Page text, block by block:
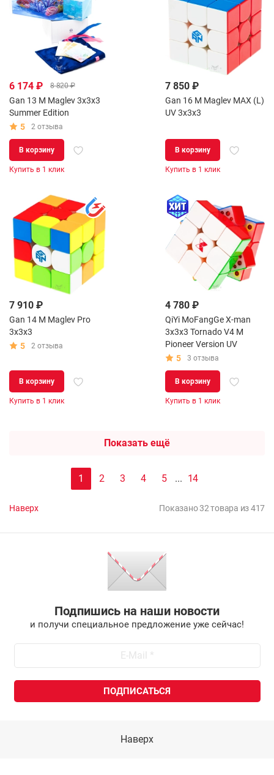
6 174 ₽ 8 820 ₽
Gan 13 M Maglev 3x3x3
Summer Edition
5
2 отзыва
В корзину
Купить в 1 клик
7 850 ₽
Gan 16 M Maglev MAX (L)
UV 3x3x3
В корзину
Купить в 1 клик
7 910 ₽
Gan 14 M Maglev Pro
3x3x3
5
2 отзыва
В корзину
Купить в 1 клик
4 780 ₽
QiYi MoFangGe X-man
3x3x3 Tornado V4 M
Pioneer Version UV
5
3 отзыва
В корзину
Купить в 1 клик
Показать ещё
1 2 3 4 5 ... 14
Наверх Показано 32 товара из 417
Подпишись на наши новости
и получи специальное предложение уже сейчас!
Наверх